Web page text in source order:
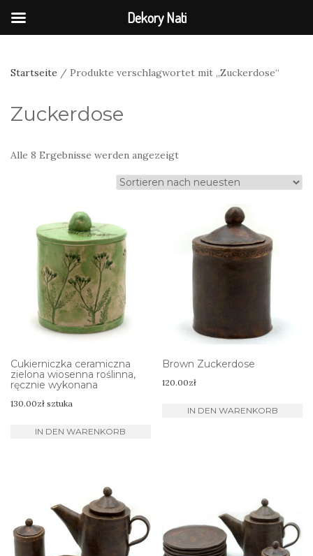
Startseite / Produkte verschlagwortet mit „Zuckerdose“
Zuckerdose
Alle 8 Ergebnisse werden angezeigtNach
neuesten
sortiert
Cukierniczka ceramiczna
zielona wiosenna roślinna,
ręcznie wykonana
130.00zł sztuka
IN DEN WARENKORB
Brown Zuckerdose
120.00zł
IN DEN WARENKORB
Dekory Nati